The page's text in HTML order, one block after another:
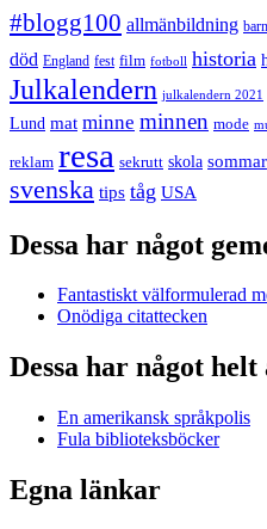
#blogg100 allmänbildning barn
död England fest film fotboll historia
Julkalendern julkalendern 2021
Lund mat minne minnen mode
reklam resa sekrutt skola sommar
svenska tips tåg USA
Dessa har något
Fantastiskt välformulerad
Onödiga citattecken
Dessa har något
En amerikansk språkpolis
Fula biblioteksböcker
Egna länkar